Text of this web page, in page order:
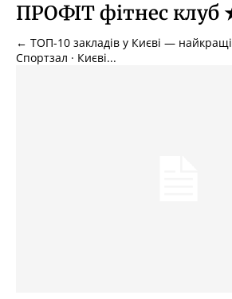
ПРОФІТ фітнес клуб
← ТОП-10 закладів у Києві —
Спортзал · Києві...